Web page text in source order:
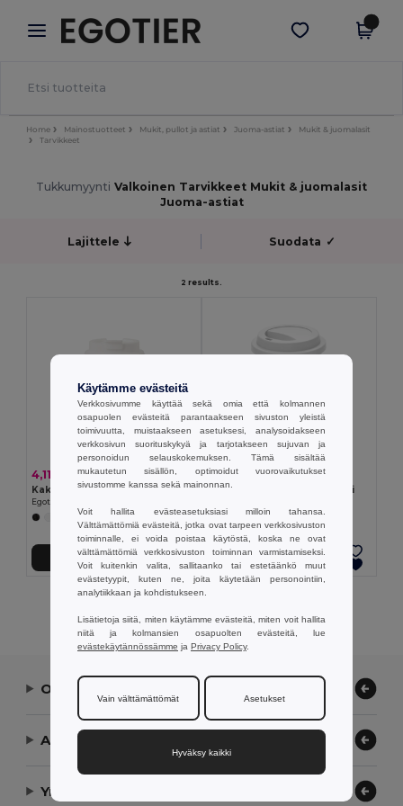
× Egotier-sovellus
Paremmat hinnat appissa!
Hae sovellus
Home Mainostuotteet Mukit, pullot ja astiat Juoma-astiat
Mukit & juomalasit
Tarvikkeet
Tukkumyynti Valkoinen Tarvikkeet Mukit & juomalasit
Juoma-astiat
Lajittele Suodata ✓
2 results.
4,11 €
Kaksiseinäinen, vuotamaton PP-matkamuki
Egotier 94386
Lisää Ostokoriin
1,71 €
Yksiseinäinen PP-matkamuki
Lisää Ostokoriin
Ota yhteyttä
Anna meidän auttaa
Yrityksemme
Käytämme evästeitä
Verkkosivumme käyttää sekä omia että kolmannen
osapuolen evästeitä parantaakseen sivuston yleistä
toimivuutta, muistaakseen asetuksesi, analysoidakseen
verkkosivun suorituskykyä ja tarjotakseen sujuvan ja
personoidun selauskokemuksen. Tämä sisältää
mukautetun sisällön, optimoidut vuorovaikutukset
sivustomme kanssa sekä mainonnan.
Voit hallita evästeasetuksiasi milloin tahansa.
Välttämättömiä evästeitä, jotka ovat tarpeen verkkosivuston
toiminnalle, ei voida poistaa käytöstä, koska ne ovat
välttämättömiä verkkosivuston toiminnan varmistamiseksi.
Voit kuitenkin valita, sallitaanko tai estetäänkö muut
evästetyypit, kuten ne, joita käytetään personointiin,
analytiikkaan ja kohdistukseen.
Lisätietoja siitä, miten käytämme evästeitä, miten voit hallita
niitä ja kolmansien osapuolten evästeitä, lue
evästekäytännössämme ja Privacy Policy.
Vain välttämättömät Asetukset
Hyväksy kaikki